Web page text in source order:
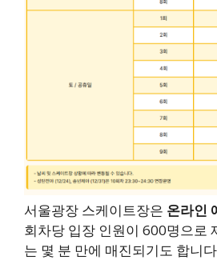
서울광장 스케이트장은 온라인
회차당 입장 인원이 600명으로
는 몇 분 만에 매진되기도 합니